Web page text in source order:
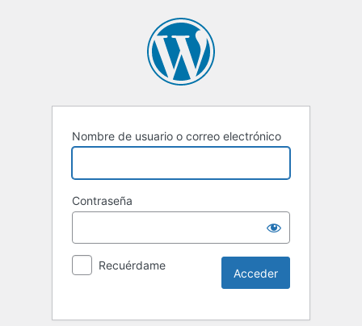
Nombre de usuario o correo electrónico
Contraseña
Recuérdame